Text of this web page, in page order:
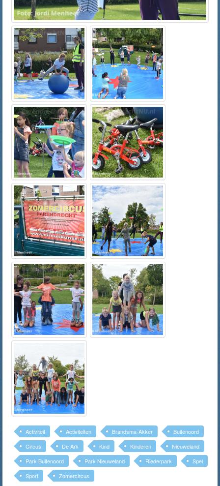
Activiteit Activiteiten Brandsma-Akker
Buitenoord
Circus
De Ark Kind Kinderen
Nieuweland
Park Buitenoord
Park Nieuweland Riederpark
Spel
Sport
Zomercircus